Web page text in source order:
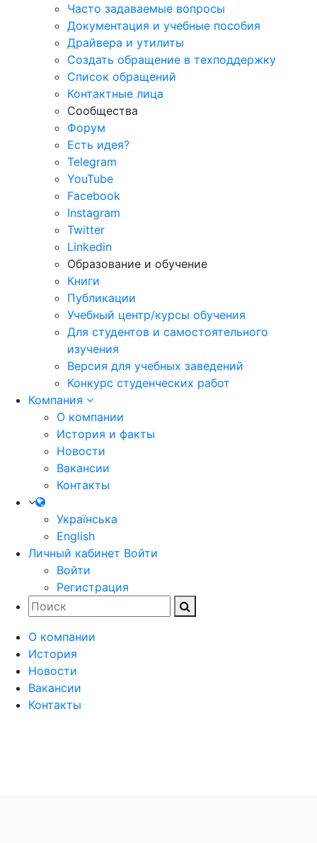
Часто задаваемые вопросы
Документация и учебные пособия
Драйвера и утилиты
Создать обращение в техподдержку
Список обращений
Контактные лица
Сообщества
Форум
Есть идея?
Telegram
YouTube
Facebook
Instagram
Twitter
Linkedin
Образование и обучение
Книги
Публикации
Учебный центр/курсы обучения
Для студентов и самостоятельного
изучения
Версия для учебных заведений
Конкурс студенческих работ
Компания
О компании
История и факты
Новости
Вакансии
Контакты
Українська
English
Личный кабинет Войти
Войти
Регистрация
О компании
История
Новости
Вакансии
Контакты